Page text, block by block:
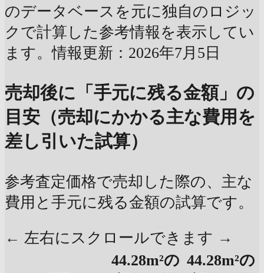
のデータベースを元に独自のロジッ
クで計算した参考情報を表示してい
ます。情報更新：2026年7月5日
売却後に「手元に残る金額」の
目安（売却にかかる主な費用を
差し引いた試算）
参考査定価格で売却した際の、主な
費用と手元に残る金額の試算です。
← 左右にスクロールできます →
44.28m²の 44.28m²の